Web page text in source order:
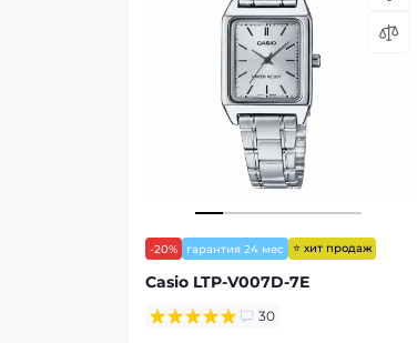
-20% гарантия 24 мес ⭐ хит продаж
Casio LTP-V007D-7E
30